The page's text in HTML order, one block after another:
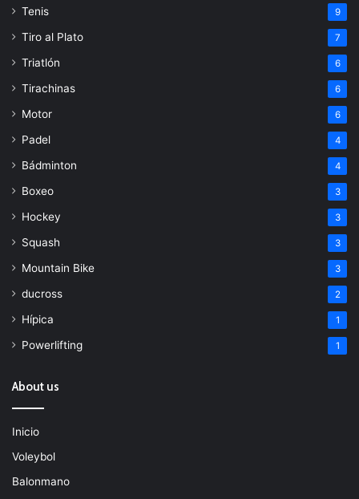
Tenis 9
Tiro al Plato 7
Triatlón 6
Tirachinas 6
Motor 6
Padel 4
Bádminton 4
Boxeo 3
Hockey 3
Squash 3
Mountain Bike 3
ducross 2
Hípica 1
Powerlifting 1
About us
Inicio
Voleybol
Balonmano